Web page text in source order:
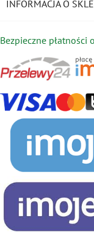
INFORMACJA O
Bezpieczne płatności